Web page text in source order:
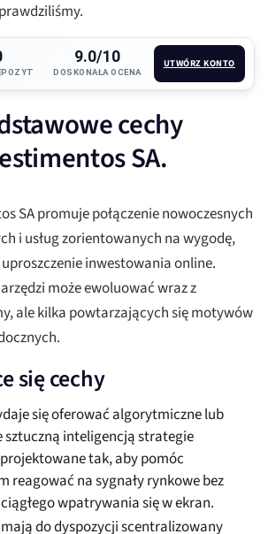
9.0/10
DOSKONAŁA OCENA
UTWÓRZ KONTO
cechy
SA.
SA promuje połączenie nowoczesnych
i usług zorientowanych na wygodę,
inwestowania online.
może ewoluować wraz z
ale kilka powtarzających się motywów
się cechy
się oferować algorytmiczne lub
sztuczną inteligencją strategie
tak, aby pomóc
reagować na sygnały rynkowe bez
wpatrywania się w ekran.
do dyspozycji scentralizowany